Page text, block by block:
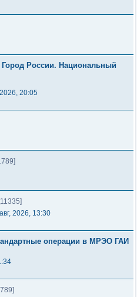
России. Национальный
20:05
[11335]
2026, 13:30
операции в МРЭО ГАИ